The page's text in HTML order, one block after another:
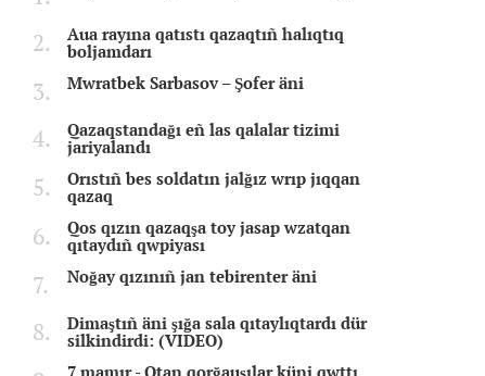
Aua rayına qatıstı qazaqtıñ halıqtıq
boljamdarı
Mwratbek Sarbasov – Şofer äni
Qazaqstandağı eñ las qalalar tizimi
jariyalandı
Orıstıñ bes soldatın jalğız wrıp jıqqan
qazaq
Qos qızın qazaqşa toy jasap wzatqan
qıtaydıñ qwpiyası
Noğay qızınıñ jan tebirenter äni
Dimaştıñ äni şığa sala qıtaylıqtardı dür
silkindirdi: (VIDEO)